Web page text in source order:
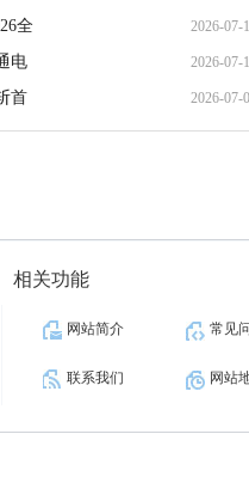
全 2026-07-
电 2026-07-
首 2026-07-
相关功能
网站简介 常见
联系我们 网站